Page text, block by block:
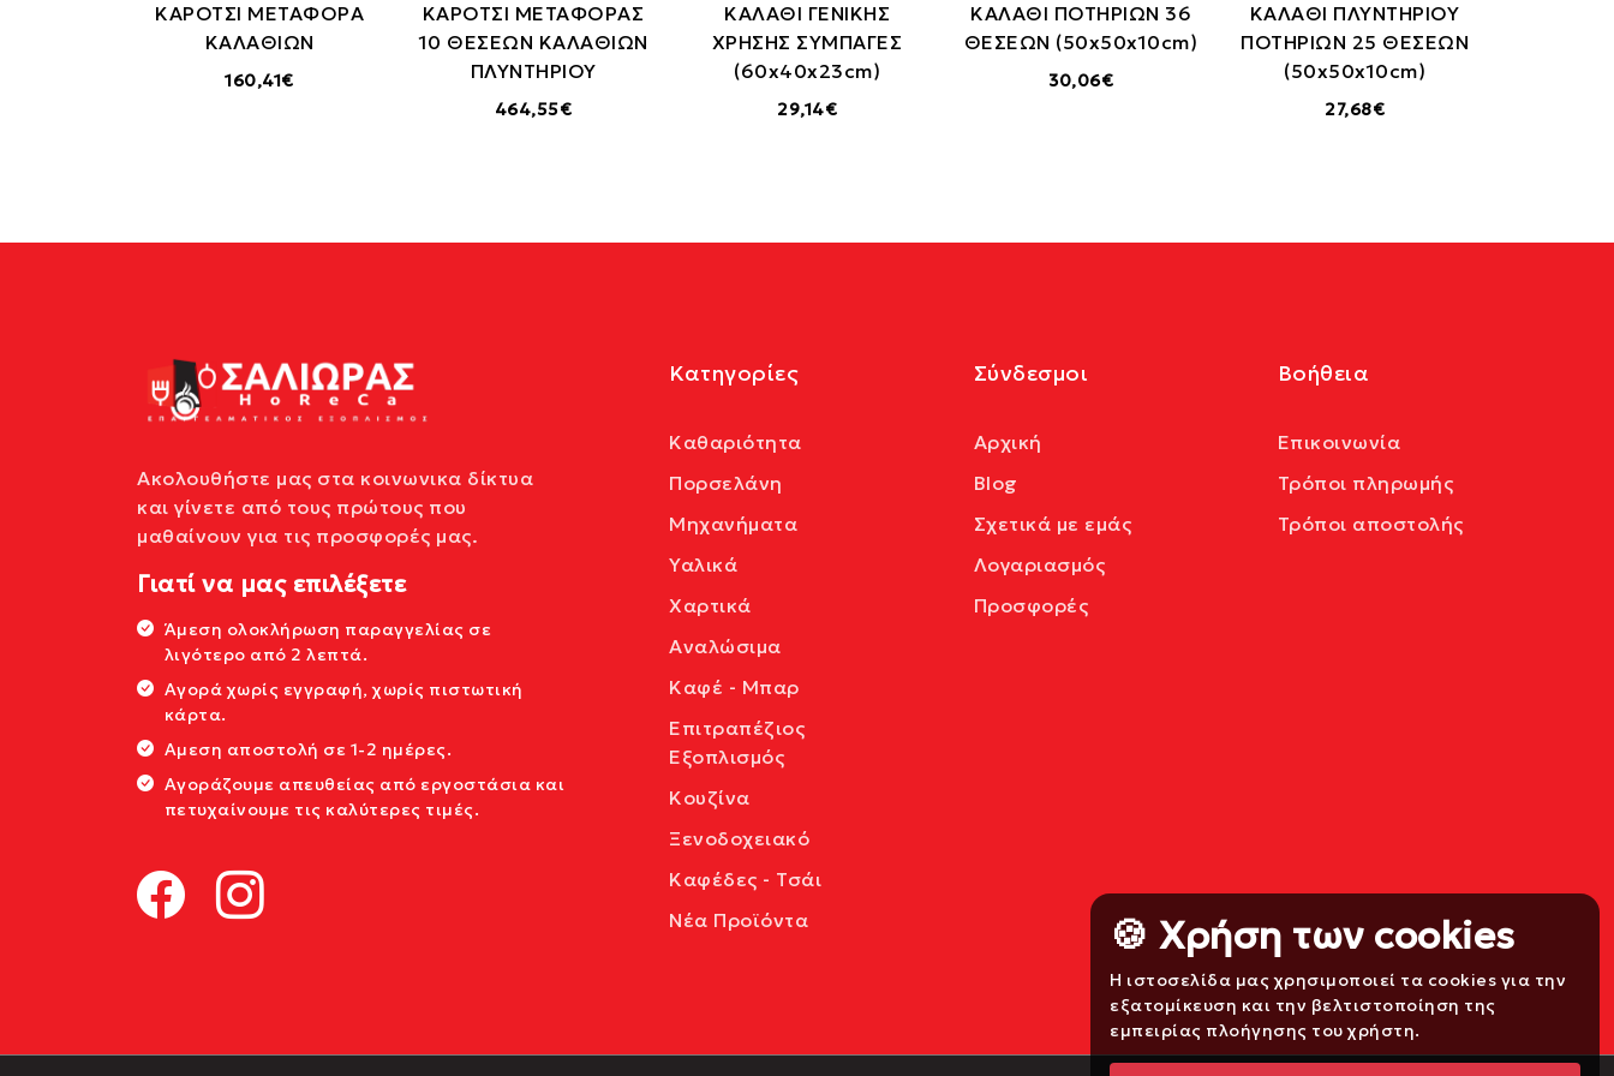
🍪 Χρήση των cookies
Η ιστοσελίδα μας χρησιμοποιεί τα cookies για την
εξατομίκευση και την βελτιστοποίηση της
εμπειρίας πλοήγησης του χρήστη.
ΚΑΡΟΤΣΙ ΜΕΤΑΦΟΡΑ
ΚΑΛΑΘΙΩΝ
160,41€
ΚΑΡΟΤΣΙ ΜΕΤΑΦΟΡΑΣ
10 ΘΕΣΕΩΝ ΚΑΛΑΘΙΩΝ
ΠΛΥΝΤΗΡΙΟΥ
464,55€
ΚΑΛΑΘΙ ΓΕΝΙΚΗΣ
ΧΡΗΣΗΣ ΣΥΜΠΑΓΕΣ
(60x40x23cm)
29,14€
ΚΑΛΑΘΙ ΠΟΤΗΡΙΩΝ 36
ΘΕΣΕΩΝ (50x50x10cm)
30,06€
ΚΑΛΑΘΙ ΠΛΥΝΤΗΡΙΟΥ
ΠΟΤΗΡΙΩΝ 25 ΘΕΣΕΩΝ
(50x50x10cm)
27,68€
Ακολουθήστε μας στα κοινωνικα δίκτυα
και γίνετε από τους πρώτους που
μαθαίνουν για τις προσφορές μας.
Γιατί να μας επιλέξετε
Άμεση ολοκλήρωση παραγγελίας σε
λιγότερο από 2 λεπτά.
Αγορά χωρίς εγγραφή, χωρίς πιστωτική
κάρτα.
Αμεση αποστολή σε 1-2 ημέρες.
Αγοράζουμε απευθείας από εργοστάσια και
πετυχαίνουμε τις καλύτερες τιμές.
Κατηγορίες
Καθαριότητα
Πορσελάνη
Μηχανήματα
Υαλικά
Χαρτικά
Αναλώσιμα
Καφέ - Μπαρ
Επιτραπέζιος
Εξοπλισμός
Κουζίνα
Ξενοδοχειακό
Καφέδες - Τσάι
Νέα Προϊόντα
Σύνδεσμοι
Αρχική
Blog
Σχετικά με εμάς
Λογαριασμός
Προσφορές
Βοήθεια
Επικοινωνία
Τρόποι πληρωμής
Τρόποι αποστολής